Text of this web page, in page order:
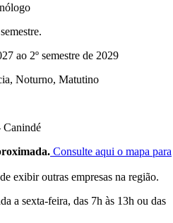
ao 2º semestre de 2029
Noturno, Matutino
Canindé
Consulte aqui o mapa para
exibir outras empresas na região.
a sexta-feira, das 7h às 13h ou das